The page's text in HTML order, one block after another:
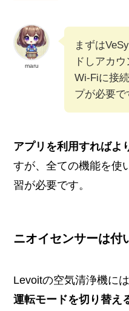
maru
まずは
ドしアカ
Wi-Fiに接
プが必要で
アプリを利用すればよ
すが、全ての機能を使
習が必要です。
ニオイセンサーは付
Levoitの空気清浄機には
運転モードを切り替え